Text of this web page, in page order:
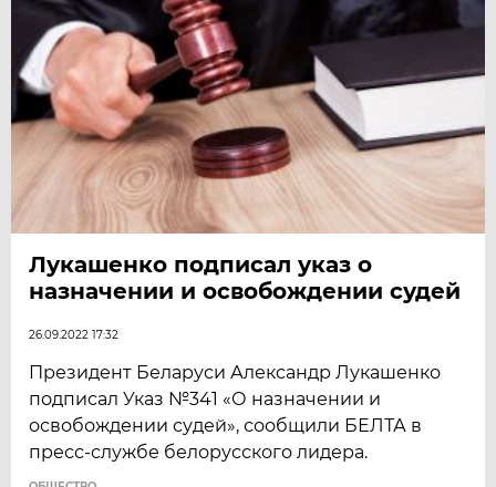
Лукашенко подписал указ о
назначении и освобождении судей
26.09.2022 17:32
Президент Беларуси Александр Лукашенко
подписал Указ №341 «О назначении и
освобождении судей», сообщили БЕЛТА в
пресс-службе белорусского лидера.